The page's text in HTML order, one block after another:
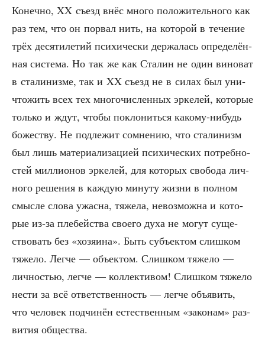
Конеч­но, XX съезд внёс мно­го поло­жи­тель­но­го как
раз тем, что он порвал нить, на кото­рой в тече­ние
трёх деся­ти­ле­тий пси­хи­че­ски дер­жа­лась опре­де­лён­
ная систе­ма. Но так же как Ста­лин не один вино­ват
в ста­ли­низ­ме, так и XX съезд не в силах был уни­
что­жить всех тех мно­го­чис­лен­ных эрке­лей, кото­рые
толь­ко и ждут, что­бы покло­нить­ся како­му-нибудь
боже­ству. Не под­ле­жит сомне­нию, что ста­ли­низм
был лишь мате­ри­а­ли­за­ци­ей пси­хи­че­ских потреб­но­
стей мил­ли­о­нов эрке­лей, для кото­рых сво­бо­да лич­
но­го реше­ния в каж­дую мину­ту жиз­ни в пол­ном
смыс­ле сло­ва ужас­на, тяже­ла, невоз­мож­на и кото­
рые из-за пле­бей­ства сво­е­го духа не могут суще­
ство­вать без «хозя­и­на». Быть субъ­ек­том слиш­ком
тяже­ло. Лег­че — объ­ек­том. Слиш­ком тяже­ло —
лич­но­стью, лег­че — кол­лек­ти­вом! Слиш­ком тяже­ло
нести за всё ответ­ствен­ность — лег­че объ­явить,
что чело­век под­чи­нён есте­ствен­ным «зако­нам» раз­
ви­тия общества.